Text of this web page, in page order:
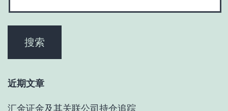
近期文章
汇金证金及其关联公司持仓追踪